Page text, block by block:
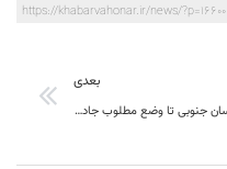
https://khabarvahonar.ir/news/?p=16600
بعدی
خراسان جنوبی تا وضع مطلوب جاده ایی فاصله زیادی دارد